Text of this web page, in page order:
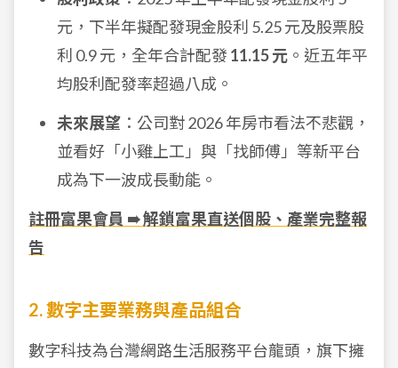
元，下半年擬配發現金股利 5.25 元及股票股
利 0.9 元，全年合計配發11.15 元 。近五年平
均股利配發率超過八成。
未來展望 ：公司對 2026 年房市看法不悲觀，
並看好「小雞上工」與「找師傅」等新平台
成為下一波成長動能。
註冊富果會員 ➠ 解鎖富果直送個股、產業完整報
告
2. 數字主要業務與產品組合
數字科技為台灣網路生活服務平台龍頭，旗下擁